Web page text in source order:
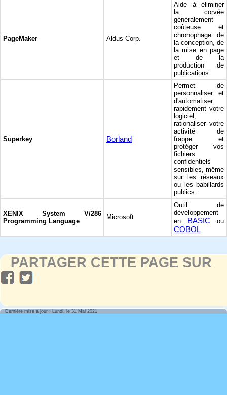
PageMaker Aldus Corp.
Aide à éliminer
la corvée
généralement
coûteuse et
chronophage de
la conception, de
la mise en page
et de la
production de
publications.
Superkey Borland
Permet de
personnaliser et
d'automatiser
rapidement votre
logiciel,
rationaliser votre
activité de
frappe et
protéger vos
fichiers
confidentiels
sensibles, même
sur les réseaux
ou les babillards
publics.
XENIX System V/286
Programming Language
Microsoft
Outil de
développement
en
BASIC ou
COBOL.
PARTAGER CETTE PAGE SUR
Dernière mise à jour : Lundi, le 31 Mai 2021